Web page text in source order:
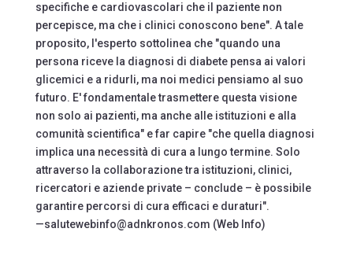
specifiche e cardiovascolari che il paziente non
percepisce, ma che i clinici conoscono bene". A tale
proposito, l'esperto sottolinea che "quando una
persona riceve la diagnosi di diabete pensa ai valori
glicemici e a ridurli, ma noi medici pensiamo al suo
futuro. E' fondamentale trasmettere questa visione
non solo ai pazienti, ma anche alle istituzioni e alla
comunità scientifica" e far capire "che quella diagnosi
implica una necessità di cura a lungo termine. Solo
attraverso la collaborazione tra istituzioni, clinici,
ricercatori e aziende private – conclude – è possibile
garantire percorsi di cura efficaci e duraturi".
—salutewebinfo@adnkronos.com (Web Info)